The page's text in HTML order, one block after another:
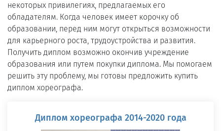
некоторых привилегиях, предлагаемых его
обладателям. Когда человек имеет корочку об
образовании, перед ним могут открыться возможности
для карьерного роста, трудоустройства и развития.
Получить диплом возможно окончив учреждение
образования или путем покупки диплома. Мы помогаем
решить эту проблему, мы готовы предложить купить
диплом хореографа.
Диплом хореографа 2014-2020 года